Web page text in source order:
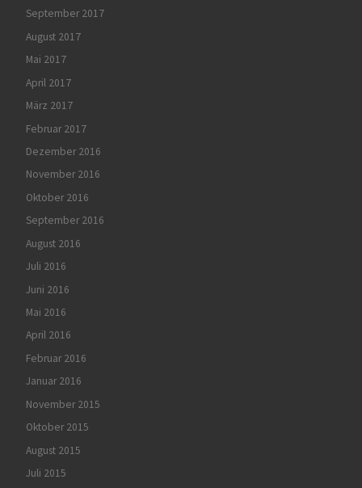
September 2017
August 2017
Mai 2017
April 2017
März 2017
Februar 2017
Dezember 2016
November 2016
Oktober 2016
September 2016
August 2016
Juli 2016
Juni 2016
Mai 2016
April 2016
Februar 2016
Januar 2016
November 2015
Oktober 2015
August 2015
Juli 2015